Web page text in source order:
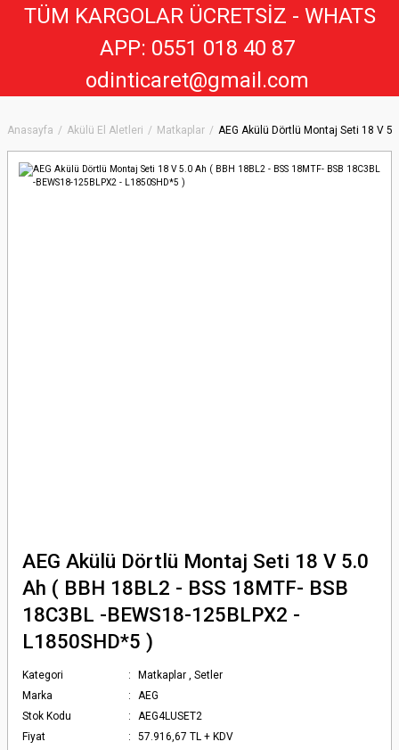
Anasayfa Akülü El Aletleri Matkaplar AEG Akülü Dörtlü Montaj Seti 18 V
AEG Akülü Dörtlü Montaj Seti 18 V 5.0
Ah ( BBH 18BL2 - BSS 18MTF- BSB
18C3BL -BEWS18-125BLPX2 -
L1850SHD*5 )
Kategori Matkaplar ,Setler
Marka
AEG
Stok Kodu
AEG4LUSET2
Fiyat
57.916,67 TL + KDV
TÜM KARGOLAR ÜCRETSİZ - WHATS
APP: 0551 018 40 87
odinticaret@gmail.com